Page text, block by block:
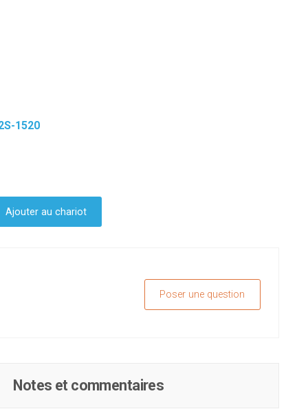
1520
Ajouter au chariot
Poser une question
Notes et commentaires